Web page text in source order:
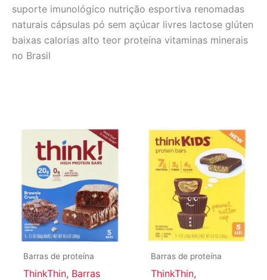
suporte imunológico nutrição esportiva renomadas
naturais cápsulas pó sem açúcar livres lactose glúten
baixas calorias alto teor proteína vitaminas minerais
no Brasil
Barras de proteína
ThinkThin, Barras
Barras de proteína
ThinkThin,